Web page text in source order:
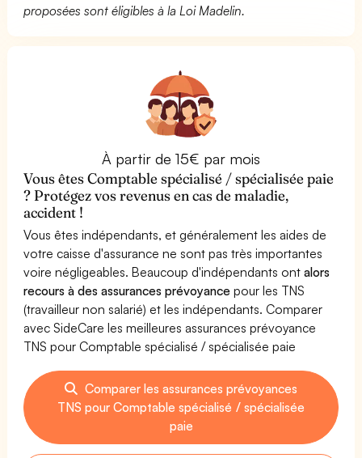
proposées sont éligibles à la Loi Madelin.
À partir de 15€ par mois
Vous êtes Comptable spécialisé / spécialisée paie
? Protégez vos revenus en cas de maladie,
accident !
Vous êtes indépendants, et généralement les aides de
votre caisse d'assurance ne sont pas très importantes
voire négligeables. Beaucoup d'indépendants ontalors
recours à des assurances prévoyance pour les TNS
(travailleur non salarié) et les indépendants. Comparer
avec SideCare les meilleures assurances prévoyance
TNS pour Comptable spécialisé / spécialisée paie
Comparer les assurances prévoyances
TNS pour Comptable spécialisé / spécialisée
paie